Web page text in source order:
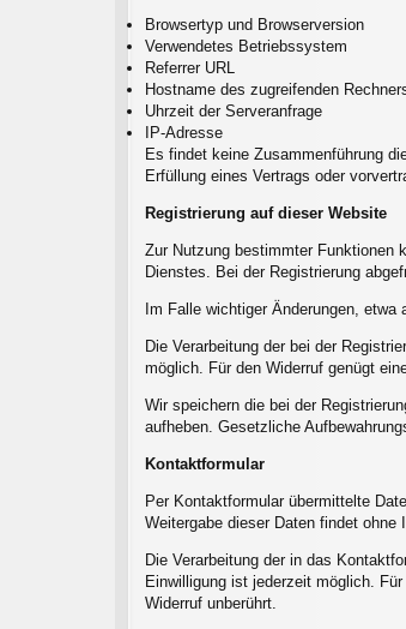
Browsertyp und Browserversion
Verwendetes Betriebssystem
Referrer URL
Hostname des zugreifenden
Uhrzeit der Serveranfrage
IP-Adresse
Es findet keine Zusammenführung
Erfüllung eines Vertrags oder
Registrierung auf dieser Website
Zur Nutzung bestimmter Funktionen
Dienstes. Bei der Registrierung
Im Falle wichtiger Änderungen,
Die Verarbeitung der bei der
möglich. Für den Widerruf genügt
Wir speichern die bei der
aufheben. Gesetzliche
Kontaktformular
Per Kontaktformular übermittelte
Weitergabe dieser Daten findet ohne
Die Verarbeitung der in das
Einwilligung ist jederzeit möglich.
Widerruf unberührt.